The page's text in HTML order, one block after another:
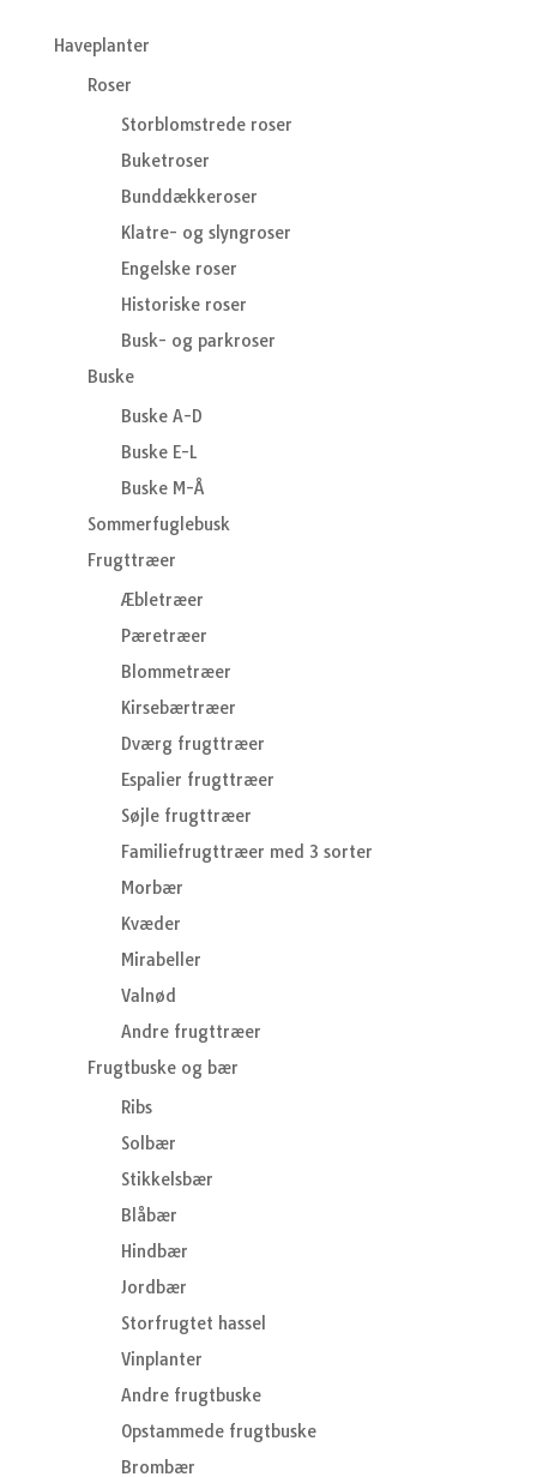
Haveplanter
Roser
Storblomstrede roser
Buketroser
Bunddækkeroser
Klatre- og slyngroser
Engelske roser
Historiske roser
Busk- og parkroser
Buske
Buske A-D
Buske E-L
Buske M-Å
Sommerfuglebusk
Frugttræer
Æbletræer
Pæretræer
Blommetræer
Kirsebærtræer
Dværg frugttræer
Espalier frugttræer
Søjle frugttræer
Familiefrugttræer med 3 sorter
Morbær
Kvæder
Mirabeller
Valnød
Andre frugttræer
Frugtbuske og bær
Ribs
Solbær
Stikkelsbær
Blåbær
Hindbær
Jordbær
Storfrugtet hassel
Vinplanter
Andre frugtbuske
Opstammede frugtbuske
Brombær